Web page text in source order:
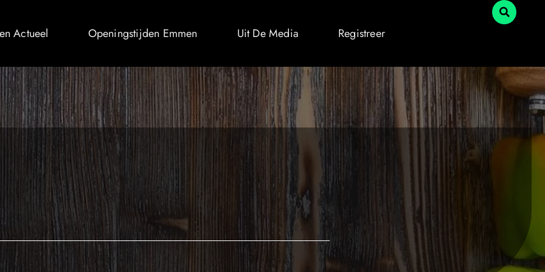
Actueel Openingstijden Emmen Uit De Media Registreer